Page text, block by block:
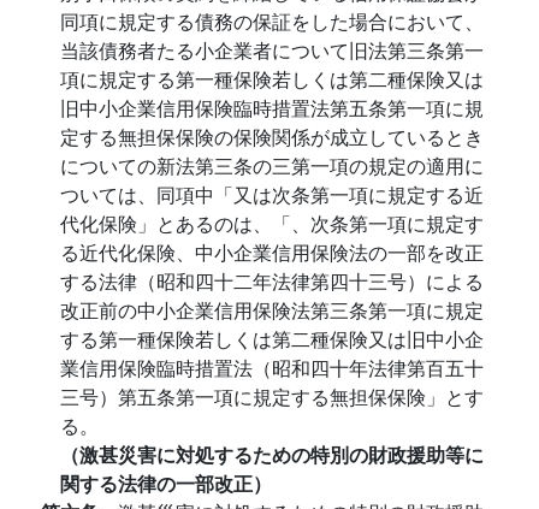
同項に規定する債務の保証をした場合において、
当該債務者たる小企業者について旧法第三条第一
項に規定する第一種保険若しくは第二種保険又は
旧中小企業信用保険臨時措置法第五条第一項に規
定する無担保保険の保険関係が成立しているとき
についての新法第三条の三第一項の規定の適用に
ついては、同項中「又は次条第一項に規定する近
代化保険」とあるのは、「、次条第一項に規定す
る近代化保険、中小企業信用保険法の一部を改正
する法律（昭和四十二年法律第四十三号）による
改正前の中小企業信用保険法第三条第一項に規定
する第一種保険若しくは第二種保険又は旧中小企
業信用保険臨時措置法（昭和四十年法律第百五十
三号）第五条第一項に規定する無担保保険」とす
る。
（激甚災害に対処するための特別の財政援助等に
関する法律の一部改正）